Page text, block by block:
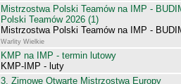
Mistrzostwa Polski Teamów na IMP -
Polski Teamów 2026 (1)
Mistrzostwa Polski Teamów na IMP -
Warlity Wielkie
KMP na IMP - termin lutowy
KMP-IMP - luty
3. Zimowe Otwarte Mistrzostwa Europy